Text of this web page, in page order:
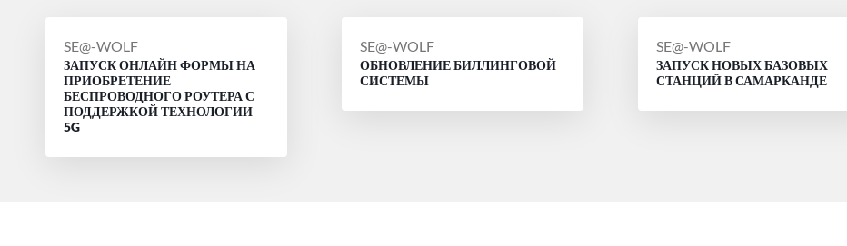
СООБЩЕНИЕ
ОТ
SE@-WOLF
ЗАПУСК ОНЛАЙН ФОРМЫ НА
ПРИОБРЕТЕНИЕ
БЕСПРОВОДНОГО РОУТЕРА С
ПОДДЕРЖКОЙ ТЕХНОЛОГИИ
5G
СООБЩЕНИЕ
ОТ
SE@-WOLF
ОБНОВЛЕНИЕ БИЛЛИНГОВОЙ
СИСТЕМЫ
СООБЩЕНИЕ
ОТ
SE@-WOLF
ЗАПУСК НОВЫХ БАЗОВЫХ
СТАНЦИЙ В САМАРКАНДЕ